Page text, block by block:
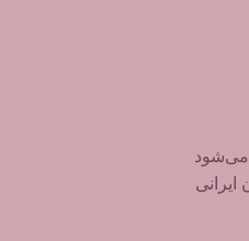
می‌شود